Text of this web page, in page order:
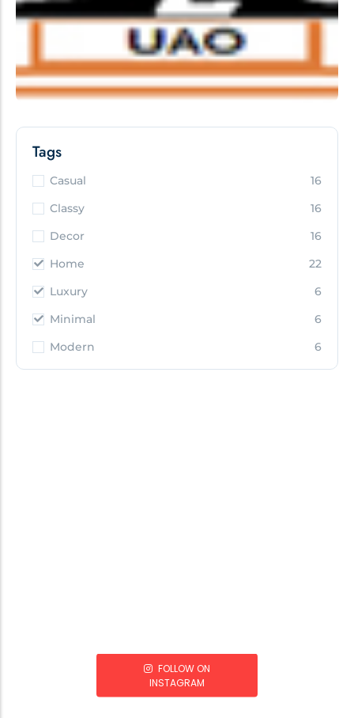
Tags
Casual
16
Classy
16
Decor
16
Home
22
Luxury
6
Minimal
6
Modern
6
FOLLOW ON
INSTAGRAM